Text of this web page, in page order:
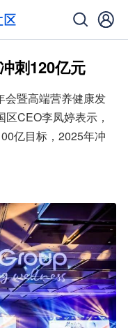
刺120亿元
会暨高端营养健康发
CEO李凤婷表示，
亿目标，2025年冲